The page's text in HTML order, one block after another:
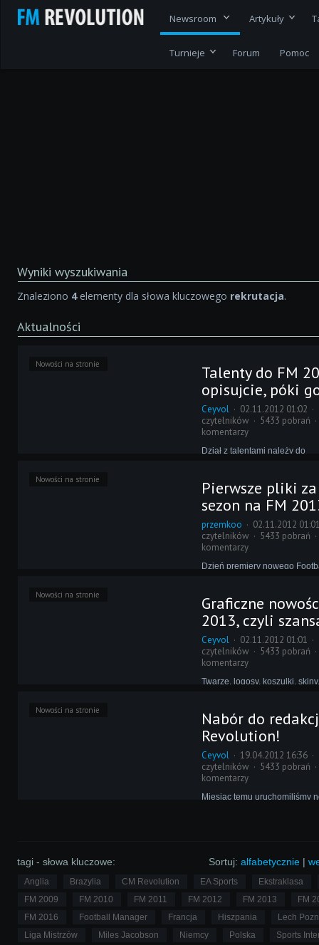
Newsroom Artykuły
Turnieje Forum Pomoc
Wyniki wyszukiwania
Znaleziono 4elementy dla słowa kluczowego rekrutacja.
Aktualności
Nowości na stronie
Talenty do FM
opisujcie, póki
Ceyvol 02.11.2012 01:02
czytelników
5433 pobrań
komentarzy
Dział z talentami należy do
razem z nami - warto
premiery FM 2013 macie
zagarnięcie dla siebie
Nowości na stronie
Pierwsze pliki za
sezon na FM
przemkoo
02.11.2012
czytelników
5433 pobrań
komentarzy
Dzień premiery nowego
mamy przyjemność
Revolution Update Team
nad plikami dla
Nowości na stronie
Graficzne
2013, czyli
Ceyvol 02.11.2012 01:01
czytelników
5433 pobrań
komentarzy
Twarze, logosy, koszulki,
to szansa także dla was -
startuje pełną parą, ale
potrzebuje was jak nigdy
Nowości na stronie
Nabór do
Revolution!
Ceyvol 19.04.2012 16:36
czytelników
5433 pobrań
komentarzy
Miesiąc temu uruchomiliśmy
Sortuj: alfabetycznie |
tagi - słowa kluczowe:
Anglia Brazylia CM Revolution EA Sports
Ekstraklasa
FM 2009
FM 2010 FM 2011 FM 2012 FM 2013
FM
FM 2016
Football Manager Francja Hiszpania
Lech
Liga Mistrzów
Miles Jacobson Niemcy Polska
Sports